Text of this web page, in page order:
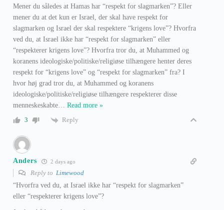
Mener du således at Hamas har “respekt for slagmarken”? Eller
mener du at det kun er Israel, der skal have respekt for
slagmarken og Israel der skal respektere “krigens love”? Hvorfra
ved du, at Israel ikke har “respekt for slagmarken” eller
“respekterer krigens love”? Hvorfra tror du, at Muhammed og
koranens ideologiske/politiske/religiøse tilhængere henter deres
respekt for “krigens love” og “respekt for slagmarken” fra? I
hvor høj grad tror du, at Muhammed og koranens
ideologiske/politiske/religiøse tilhængere respekterer disse
menneskeskabte
Read more »
3
Reply
Anders 2 days ago
Reply to Limewood
“Hvorfra ved du, at Israel ikke har “respekt for slagmarken”
eller “respekterer krigens love”?